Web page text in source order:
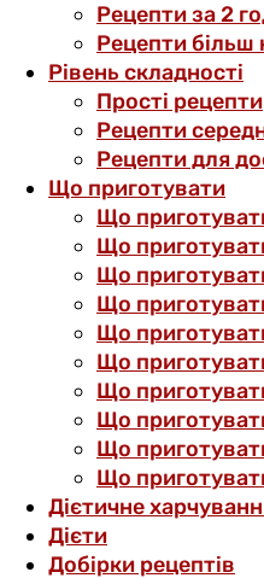
Рецепти за 2
Рецепти більш
Рівень складності
Прості рецепти
Рецепти
Рецепти для
Що приготувати
Що
Що
Що
Що
Що
Що
Що
Що
Що
Що
Дієтичне
Дієти
Добірки рецептів